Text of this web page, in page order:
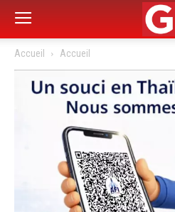
Accueil Accueil